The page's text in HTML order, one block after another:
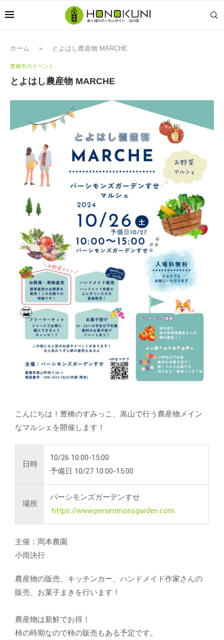
ホーム » とよはし農産物 MARCHE
豊橋市のイベント
とよはし農産物 MARCHE
こんにちは！豊橋のすみっこ、嵩山で行う農産物メイン
なマルシェを開催します！
日時
10/26 10:00-15:00
予備日 10/27 10:00-15:00
場所
パーシモンズガーデンすせ
https://www.persimmonsgarden.com
主催：岡本農園
小雨決行
農産物の販売、キッチンカー、ハンドメイド作家さんの
販売、お菓子まきを行います！
農産物は新鮮でお得！
柿の時期なので柿の販売もある予定です。